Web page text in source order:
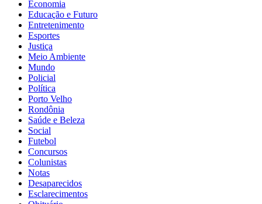
Economia
Educação e Futuro
Entretenimento
Esportes
Justiça
Meio Ambiente
Mundo
Policial
Política
Porto Velho
Rondônia
Saúde e Beleza
Social
Futebol
Concursos
Colunistas
Notas
Desaparecidos
Esclarecimentos